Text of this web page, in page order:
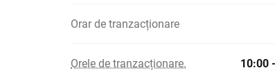
Orar de tranzacționare
Orele de tranzacționare. 10:00